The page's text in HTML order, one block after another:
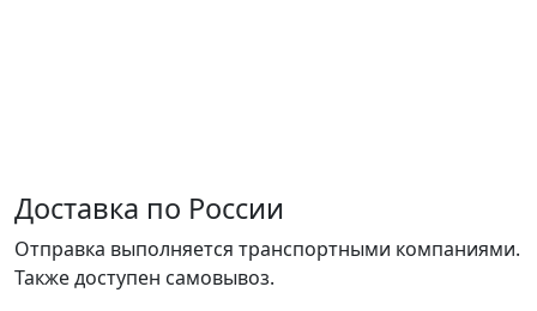
Доставка по России
Отправка выполняется транспортными компаниями.
Также доступен самовывоз.